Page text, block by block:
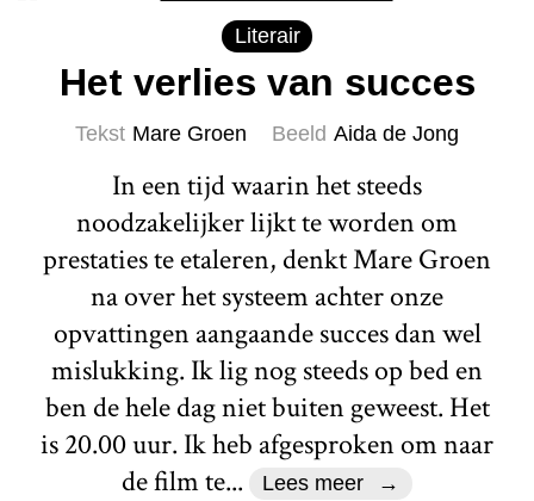
Literair
Het verlies van succes
Tekst Mare Groen Beeld Aida de Jong
In een tijd waarin het steeds
noodzakelijker lijkt te worden om
prestaties te etaleren, denkt Mare Groen
na over het systeem achter onze
opvattingen aangaande succes dan wel
mislukking. Ik lig nog steeds op bed en
ben de hele dag niet buiten geweest. Het
is 20.00 uur. Ik heb afgesproken om naar
de film te...
Lees meer